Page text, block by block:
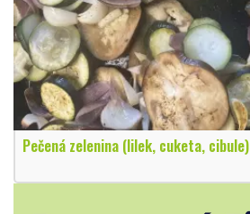
Pečená zelenina (lilek, cuketa, cibule)